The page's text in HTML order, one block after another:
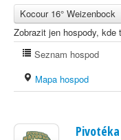
Kocour 16° Weizenbock
Zobrazit jen hospody, kde
Seznam hospod
Mapa hospod